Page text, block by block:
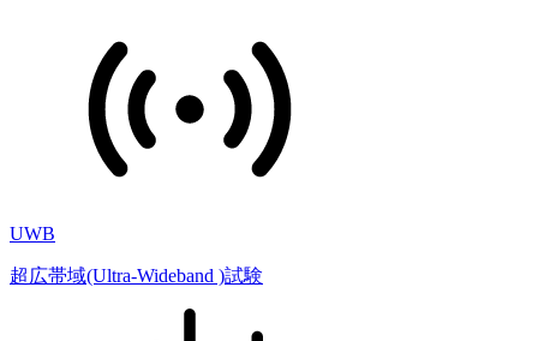
UWB
超広帯域(Ultra-Wideband )試験